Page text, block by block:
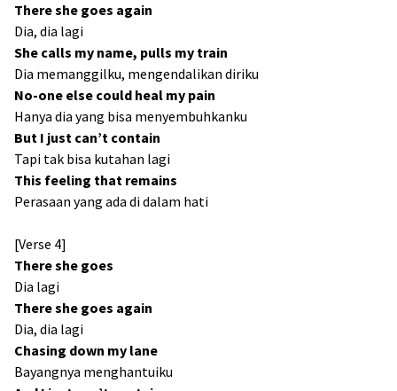
There she goes again
Dia, dia lagi
She calls my name, pulls my train
Dia memanggilku, mengendalikan diriku
No-one else could heal my pain
Hanya dia yang bisa menyembuhkanku
But I just can’t contain
Tapi tak bisa kutahan lagi
This feeling that remains
Perasaan yang ada di dalam hati
[Verse 4]
There she goes
Dia lagi
There she goes again
Dia, dia lagi
Chasing down my lane
Bayangnya menghantuiku